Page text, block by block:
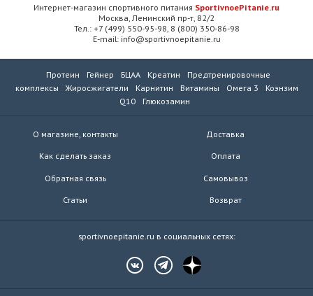
Интернет-магазин спортивного питания SportivnoePitanie.ru
Москва, Ленинский пр-т, 82/2
Тел.: +7 (499) 550-95-98, 8 (800) 350-86-98
E-mail: info@sportivnoepitanie.ru
Протеин Гейнер БЦАА Креатин
Предтренировочные
комплексы
Жиросжигатели Карнитин Витамины Омега 3
Коэнзим
Q10
Глюкозамин
О магазине, контакты
Как сделать заказ
Обратная связь
Статьи
Доставка
Оплата
Самовывоз
Возврат
sportivnoepitanie.ru в социальных сетях: